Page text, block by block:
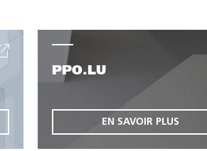
PPO.LU
EN SAVOIR PLUS